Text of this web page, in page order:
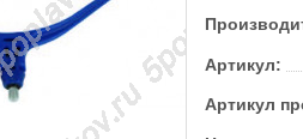
Артикул:
Артикул